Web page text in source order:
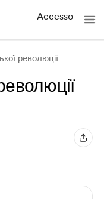
Accesso
революції